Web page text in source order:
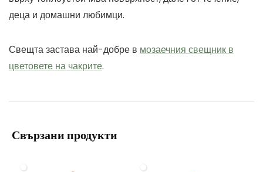
деца и домашни любимци.
Свещта застава най-добре в мозаечния свещник в
цветовете на чакрите.
Свързани продукти